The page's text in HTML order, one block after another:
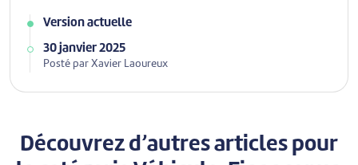
Version actuelle
30 janvier 2025
Posté par Xavier Laoureux
Découvrez d’autres articles pour